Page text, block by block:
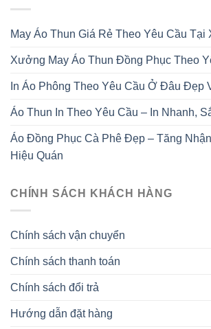
May Áo Thun Giá Rẻ Theo Yêu Cầu Tại
Xưởng May Áo Thun Đồng Phục Theo
In Áo Phông Theo Yêu Cầu Ở Đâu Đẹp
Áo Thun In Theo Yêu Cầu – In Nhanh,
Áo Đồng Phục Cà Phê Đẹp – Tăng
Hiệu Quán
CHÍNH SÁCH KHÁCH HÀNG
Chính sách vận chuyển
Chính sách thanh toán
Chính sách đổi trả
Hướng dẫn đặt hàng